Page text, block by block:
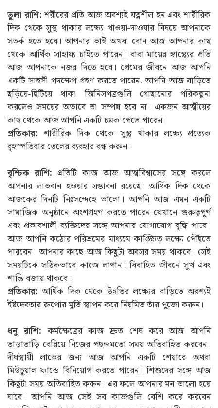
তুলা রাশি: শরীরের প্রতি আজ অবশ্যই যত্নশীল হন এবং শারীরিক
দিক থেকে সুস্থ থাকার লক্ষ্যে খাওয়া-দাওয়ার বিষয়ে আপনাকে
সতর্ক হতে হবে। আপনার ভাই অথবা বোন আজ আপনার কাছ
থেকে আর্থিক সাহায্য চাইতে পারেন। বাবা-মায়ের স্বাস্থ্যের প্রতি
আজ আপনাকে নজর দিতে হবে। প্রেমের জীবনে আজ আপনি
একটি সাহসী পদক্ষেপ গ্রহণ করতে পারেন. আপনি আজ বাড়িতে
ছড়িয়ে-ছিটিয়ে থাকা জিনিসপত্রগুলি গোছানোর পরিকল্পনা
করলেও সময়ের অভাবে তা সম্পন্ন হবে না। একজন আত্মীয়ের
কাছ থেকে আজ আপনি একটি চমক পেতে পারেন।
প্রতিকার: শারীরিক দিক থেকে সুস্থ থাকার লক্ষ্যে প্রত্যেক
বৃহস্পতিবার তেলের ব্যবহার বন্ধ করুন।
বৃশ্চিক রাশি: প্রতিটি কাজ আজ আত্মবিশ্বাসের সঙ্গে করলে
আপনার লাভবান হওয়ার সম্ভাবনা রয়েছে। আর্থিক দিক থেকে
আজকের দিনটি নিঃসন্দেহে ভালো। আপনি আজ এমন একটি
সামাজিক অনুষ্ঠানে অংশগ্রহণ করতে পারেন যেখানে গুরুত্বপূর্ণ
এবং প্রভাবশালী ব্যক্তিদের সঙ্গে আপনার যোগাযোগ বৃদ্ধি পাবে।
আজ আপনি কঠোর পরিশ্রমের মাধ্যমে কাঙ্ক্ষিত লক্ষ্যে পৌঁছতে
পারবেন। আপনার কাছে আজ কিছুটা অবসর সময় থাকবে। সেই
সময়টিকে সঠিকভাবে কাজে লাগান। বিবাহিত জীবনে সুখ এবং
শান্তি বজায় থাকবে।
প্রতিকার: আর্থিক দিক থেকে উন্নতির লক্ষ্যের বাড়িতে অবশ্যই
ইষ্টদেবতার রুপোর মূর্তি স্থাপন করে নিয়মিত তাঁর পুজো করুন।
ধনু রাশি: কর্মক্ষেত্রের কাজ দ্রুত শেষ করে আজ আপনি
তাড়াতাড়ি বেরিয়ে নিজের পছন্দমতো সময় অতিবাহিত করবেন।
দীর্ঘস্থায়ী লাভের জন্য আজ আপনি একটি শেয়ারে অথবা
মিউচুয়াল ফান্ডে বিনিয়োগ করতে পারেন। শিশুদের সঙ্গে আজ
কিছুটা সময় অতিবাহিত করুন। এর ফলে আপনার মন ভালো হয়ে
যাবে। আপনি আজ সেই সব কাজগুলি বেশি করে করবেন